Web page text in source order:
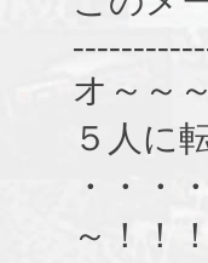
オ～～
５人に
・・・
～！！